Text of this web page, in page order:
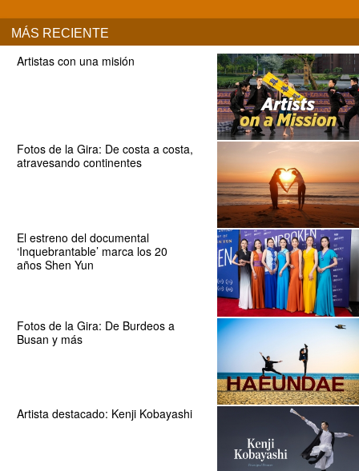
MÁS RECIENTE
Artistas con una misión
Fotos de la Gira: De costa a costa,
atravesando continentes
El estreno del documental
‘Inquebrantable’ marca los 20
años Shen Yun
Fotos de la Gira: De Burdeos a
Busan y más
Artista destacado: Kenji Kobayashi